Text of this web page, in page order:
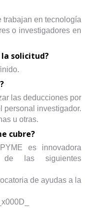
trabajan en tecnología
o investigadores en
solicitud?
las deducciones por
personal investigador.
u otras.
cubre?
es innovadora
de las siguientes
de ayudas a la